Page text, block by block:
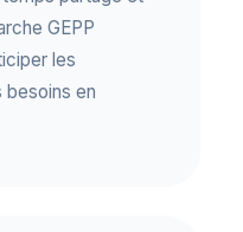
GEPP
les
en